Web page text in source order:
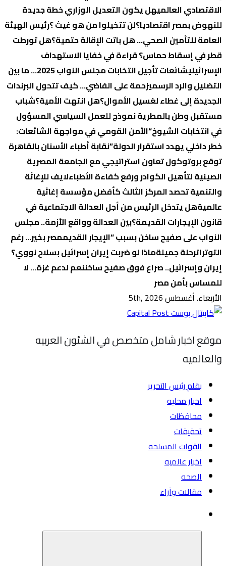
الاقتصادي العالميهل يكون التعديل الوزاري خطة جديدة
للنهوض بمصر اقتصاديًا؟لن تتخيلوا من هو غيث ؟رئيس الهيئة
العامة للتأمين الصحي… هل باتت الإقالة حتمية؟هل تورطت
قطر في إسقاط حماس؟ قراءة في خفايا الاستهداف
الإسرائيلي
شائعات تأجيل انتخابات مجلس النواب 2025… ما بين
التضليل والرد الرسميزحمة على الفاضي… كيف تتحول البرندات
الجديدة إلى غطاء لغسيل الأموال؟هل انتهت الأمية؟شباب
مستقبل وطن بالمطرية نموذج للعمل السياسي المسؤول
في انتخابات الشيوخ“الأمن القومي في مواجهة الشائعات:
خطر داخلي يهدد استقرار الدولة”نقابة أطباء الأسنان بالقاهرة
توقع بروتوكول تعاون استراتيجي مع الجامعة المصرية
الصينية لتأهيل الكوادر ورفع كفاءة الأطباءلايف للإغاثة
والتنمية تحصد المركز الثالث كأفضل مؤسسة إغاثية
عالميةهل يتدخل الرئيس من أجل العدالة الاجتماعية في
قانون الإيجارات القديمة؟بين العدالة وواقع الأزمة.. مجلس
النواب على صفيح ساخن بسبب “الإيجار القديممصر بخير… رغم
التوتراترحلة جميلةماذا لو ضربت إيران إسرائيل بسلاح نووي؟
إيران وإسرائيل.. صراع فوق صفيح ساخننعم لدعم غزة… لا
للمساس بأمن مصر
الأربعاء. أغسطس 5th, 2026
موقع اخبار شامل متخصص في الشئون العربيه
والعالميه
بقلم رئيس التحرير
اخبار محليه
محافظات
تحقيقات
القوات المسلحه
اخبار عالميه
الصحه
مقالات وآراء